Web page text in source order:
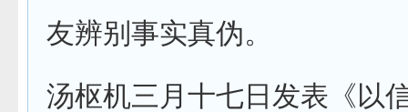
友辨别事实真伪。
汤枢机三月十七日发表《以